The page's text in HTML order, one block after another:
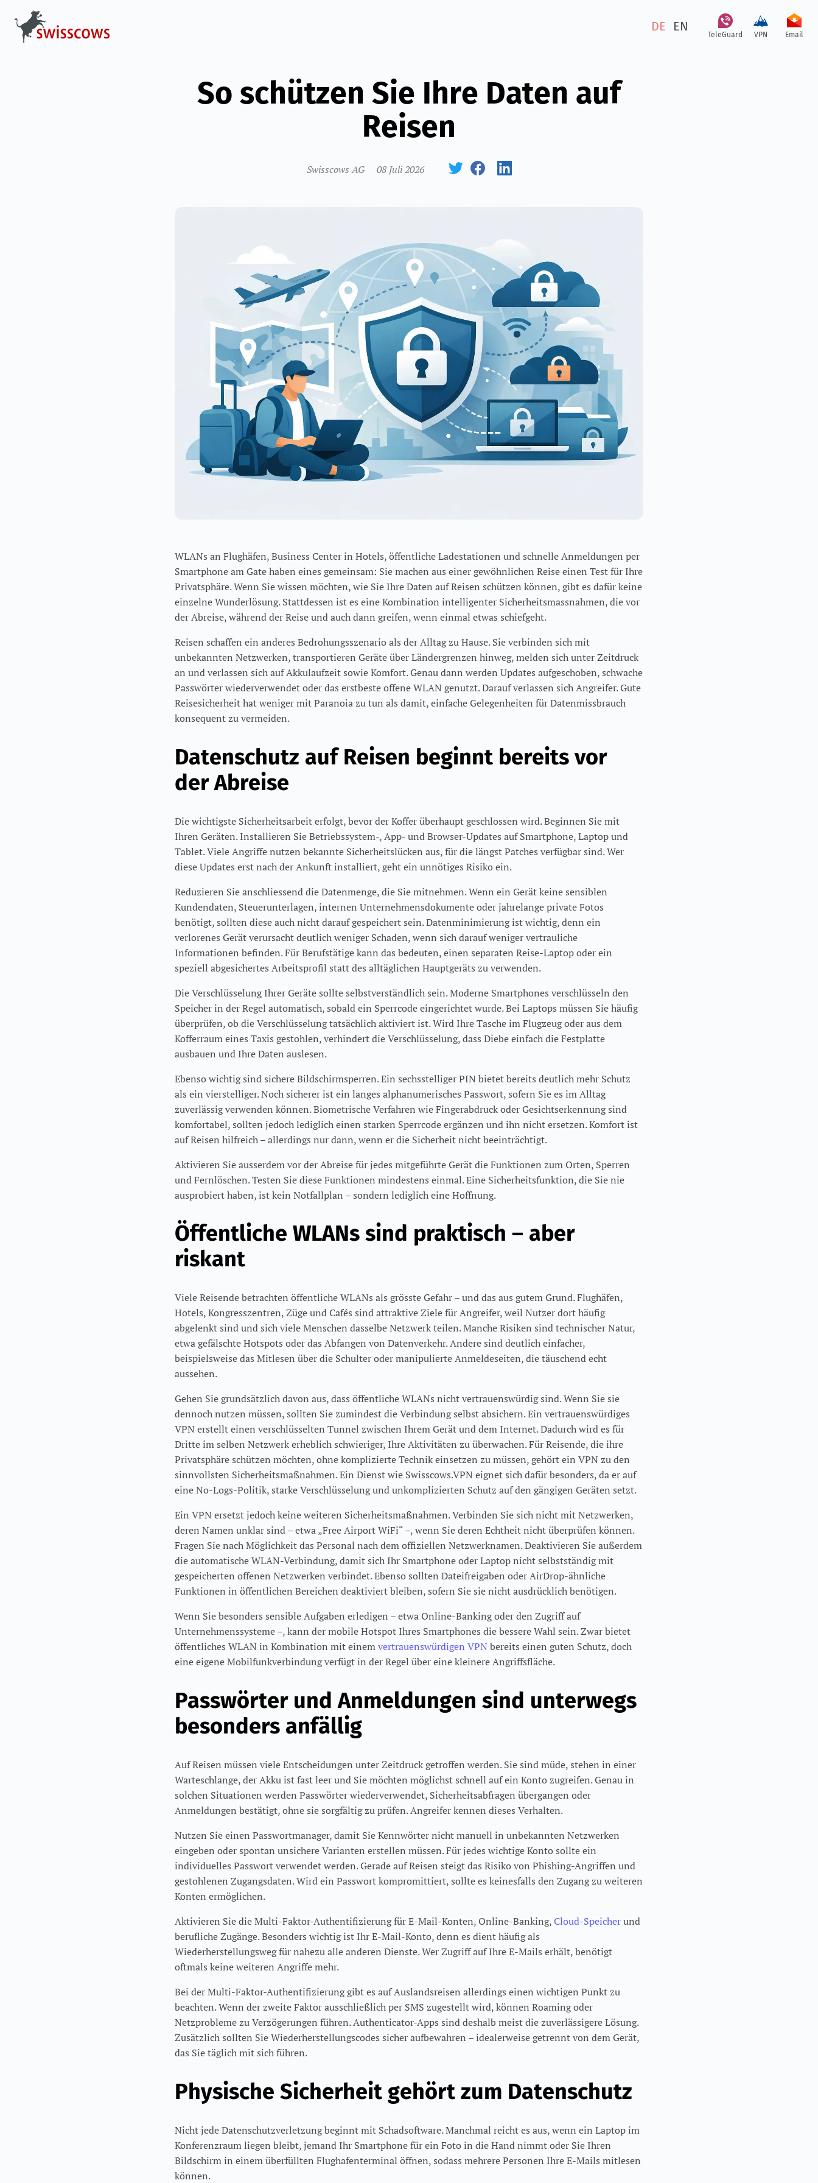
DE EN
TeleGuard VPN Email
So schützen Sie Ihre Daten auf
Reisen
Swisscows AG 08 Juli 2026
WLANs an Flughäfen, Business Center in Hotels, öffentliche Ladestationen und schnelle Anmeldungen per
Smartphone am Gate haben eines gemeinsam: Sie machen aus einer gewöhnlichen Reise einen Test für Ihre
Privatsphäre. Wenn Sie wissen möchten, wie Sie Ihre Daten auf Reisen schützen können, gibt es dafür keine
einzelne Wunderlösung. Stattdessen ist es eine Kombination intelligenter Sicherheitsmassnahmen, die vor
der Abreise, während der Reise und auch dann greifen, wenn einmal etwas schiefgeht.
Reisen schaffen ein anderes Bedrohungsszenario als der Alltag zu Hause. Sie verbinden sich mit
unbekannten Netzwerken, transportieren Geräte über Ländergrenzen hinweg, melden sich unter Zeitdruck
an und verlassen sich auf Akkulaufzeit sowie Komfort. Genau dann werden Updates aufgeschoben, schwache
Passwörter wiederverwendet oder das erstbeste offene WLAN genutzt. Darauf verlassen sich Angreifer. Gute
Reisesicherheit hat weniger mit Paranoia zu tun als damit, einfache Gelegenheiten für Datenmissbrauch
konsequent zu vermeiden.
Datenschutz auf Reisen beginnt bereits vor
der Abreise
Die wichtigste Sicherheitsarbeit erfolgt, bevor der Koffer überhaupt geschlossen wird. Beginnen Sie mit
Ihren Geräten. Installieren Sie Betriebssystem-, App- und Browser-Updates auf Smartphone, Laptop und
Tablet. Viele Angriffe nutzen bekannte Sicherheitslücken aus, für die längst Patches verfügbar sind. Wer
diese Updates erst nach der Ankunft installiert, geht ein unnötiges Risiko ein.
Reduzieren Sie anschliessend die Datenmenge, die Sie mitnehmen. Wenn ein Gerät keine sensiblen
Kundendaten, Steuerunterlagen, internen Unternehmensdokumente oder jahrelange private Fotos
benötigt, sollten diese auch nicht darauf gespeichert sein. Datenminimierung ist wichtig, denn ein
verlorenes Gerät verursacht deutlich weniger Schaden, wenn sich darauf weniger vertrauliche
Informationen befinden. Für Berufstätige kann das bedeuten, einen separaten Reise-Laptop oder ein
speziell abgesichertes Arbeitsprofil statt des alltäglichen Hauptgeräts zu verwenden.
Die Verschlüsselung Ihrer Geräte sollte selbstverständlich sein. Moderne Smartphones verschlüsseln den
Speicher in der Regel automatisch, sobald ein Sperrcode eingerichtet wurde. Bei Laptops müssen Sie häufig
überprüfen, ob die Verschlüsselung tatsächlich aktiviert ist. Wird Ihre Tasche im Flugzeug oder aus dem
Kofferraum eines Taxis gestohlen, verhindert die Verschlüsselung, dass Diebe einfach die Festplatte
ausbauen und Ihre Daten auslesen.
Ebenso wichtig sind sichere Bildschirmsperren. Ein sechsstelliger PIN bietet bereits deutlich mehr Schutz
als ein vierstelliger. Noch sicherer ist ein langes alphanumerisches Passwort, sofern Sie es im Alltag
zuverlässig verwenden können. Biometrische Verfahren wie Fingerabdruck oder Gesichtserkennung sind
komfortabel, sollten jedoch lediglich einen starken Sperrcode ergänzen und ihn nicht ersetzen. Komfort ist
auf Reisen hilfreich – allerdings nur dann, wenn er die Sicherheit nicht beeinträchtigt.
Aktivieren Sie ausserdem vor der Abreise für jedes mitgeführte Gerät die Funktionen zum Orten, Sperren
und Fernlöschen. Testen Sie diese Funktionen mindestens einmal. Eine Sicherheitsfunktion, die Sie nie
ausprobiert haben, ist kein Notfallplan – sondern lediglich eine Hoffnung.
Öffentliche WLANs sind praktisch – aber
riskant
Viele Reisende betrachten öffentliche WLANs als grösste Gefahr – und das aus gutem Grund. Flughäfen,
Hotels, Kongresszentren, Züge und Cafés sind attraktive Ziele für Angreifer, weil Nutzer dort häufig
abgelenkt sind und sich viele Menschen dasselbe Netzwerk teilen. Manche Risiken sind technischer Natur,
etwa gefälschte Hotspots oder das Abfangen von Datenverkehr. Andere sind deutlich einfacher,
beispielsweise das Mitlesen über die Schulter oder manipulierte Anmeldeseiten, die täuschend echt
aussehen.
Gehen Sie grundsätzlich davon aus, dass öffentliche WLANs nicht vertrauenswürdig sind. Wenn Sie sie
dennoch nutzen müssen, sollten Sie zumindest die Verbindung selbst absichern. Ein vertrauenswürdiges
VPN erstellt einen verschlüsselten Tunnel zwischen Ihrem Gerät und dem Internet. Dadurch wird es für
Dritte im selben Netzwerk erheblich schwieriger, Ihre Aktivitäten zu überwachen. Für Reisende, die ihre
Privatsphäre schützen möchten, ohne komplizierte Technik einsetzen zu müssen, gehört ein VPN zu den
sinnvollsten Sicherheitsmaßnahmen. Ein Dienst wie Swisscows.VPN eignet sich dafür besonders, da er auf
eine No-Logs-Politik, starke Verschlüsselung und unkomplizierten Schutz auf den gängigen Geräten setzt.
Ein VPN ersetzt jedoch keine weiteren Sicherheitsmaßnahmen. Verbinden Sie sich nicht mit Netzwerken,
deren Namen unklar sind – etwa „Free Airport WiFi“ –, wenn Sie deren Echtheit nicht überprüfen können.
Fragen Sie nach Möglichkeit das Personal nach dem offiziellen Netzwerknamen. Deaktivieren Sie außerdem
die automatische WLAN-Verbindung, damit sich Ihr Smartphone oder Laptop nicht selbstständig mit
gespeicherten offenen Netzwerken verbindet. Ebenso sollten Dateifreigaben oder AirDrop-ähnliche
Funktionen in öffentlichen Bereichen deaktiviert bleiben, sofern Sie sie nicht ausdrücklich benötigen.
Wenn Sie besonders sensible Aufgaben erledigen – etwa Online-Banking oder den Zugriff auf
Unternehmenssysteme –, kann der mobile Hotspot Ihres Smartphones die bessere Wahl sein. Zwar bietet
öffentliches WLAN in Kombination mit einemvertrauenswürdigen VPN bereits einen guten Schutz, doch
eine eigene Mobilfunkverbindung verfügt in der Regel über eine kleinere Angriffsfläche.
Passwörter und Anmeldungen sind unterwegs
besonders anfällig
Auf Reisen müssen viele Entscheidungen unter Zeitdruck getroffen werden. Sie sind müde, stehen in einer
Warteschlange, der Akku ist fast leer und Sie möchten möglichst schnell auf ein Konto zugreifen. Genau in
solchen Situationen werden Passwörter wiederverwendet, Sicherheitsabfragen übergangen oder
Anmeldungen bestätigt, ohne sie sorgfältig zu prüfen. Angreifer kennen dieses Verhalten.
Nutzen Sie einen Passwortmanager, damit Sie Kennwörter nicht manuell in unbekannten Netzwerken
eingeben oder spontan unsichere Varianten erstellen müssen. Für jedes wichtige Konto sollte ein
individuelles Passwort verwendet werden. Gerade auf Reisen steigt das Risiko von Phishing-Angriffen und
gestohlenen Zugangsdaten. Wird ein Passwort kompromittiert, sollte es keinesfalls den Zugang zu weiteren
Konten ermöglichen.
Aktivieren Sie die Multi-Faktor-Authentifizierung für E-Mail-Konten, Online-Banking, Cloud-Speicherund
berufliche Zugänge. Besonders wichtig ist Ihr E-Mail-Konto, denn es dient häufig als
Wiederherstellungsweg für nahezu alle anderen Dienste. Wer Zugriff auf Ihre E-Mails erhält, benötigt
oftmals keine weiteren Angriffe mehr.
Bei der Multi-Faktor-Authentifizierung gibt es auf Auslandsreisen allerdings einen wichtigen Punkt zu
beachten. Wenn der zweite Faktor ausschließlich per SMS zugestellt wird, können Roaming oder
Netzprobleme zu Verzögerungen führen. Authenticator-Apps sind deshalb meist die zuverlässigere Lösung.
Zusätzlich sollten Sie Wiederherstellungscodes sicher aufbewahren – idealerweise getrennt von dem Gerät,
das Sie täglich mit sich führen.
Physische Sicherheit gehört zum Datenschutz
Nicht jede Datenschutzverletzung beginnt mit Schadsoftware. Manchmal reicht es aus, wenn ein Laptop im
Konferenzraum liegen bleibt, jemand Ihr Smartphone für ein Foto in die Hand nimmt oder Sie Ihren
Bildschirm in einem überfüllten Flughafenterminal öffnen, sodass mehrere Personen Ihre E-Mails mitlesen
können.